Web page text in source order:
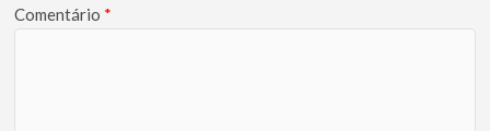
Comentário *